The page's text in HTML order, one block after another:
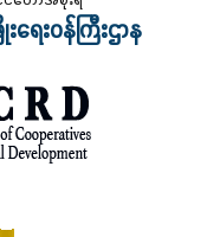
ေးဝန်ကြီးဌာန